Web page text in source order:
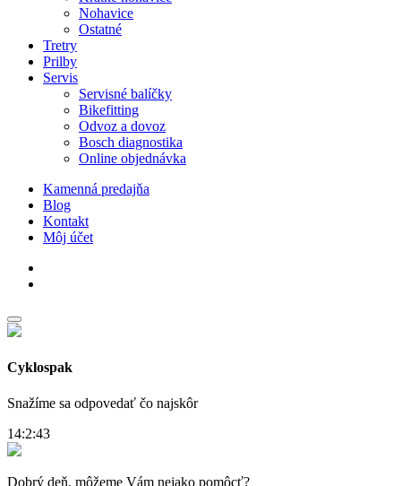
Nohavice
Ostatné
Tretry
Prilby
Servis
Servisné balíčky
Bikefitting
Odvoz a dovoz
Bosch diagnostika
Online objednávka
Kamenná predajňa
Blog
Kontakt
Môj účet
Cyklospak
Snažíme sa odpovedať čo najskôr
14:2:43
Dobrý deň, môžeme Vám nejako pomôcť?